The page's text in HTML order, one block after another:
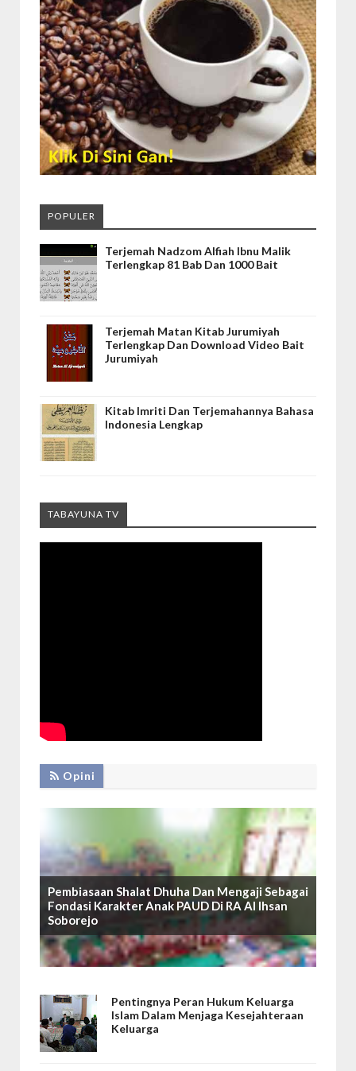
POPULER
Terjemah Nadzom Alfiah Ibnu Malik
Terlengkap 81 Bab Dan 1000 Bait
Terjemah Matan Kitab Jurumiyah
Terlengkap Dan Download Video Bait
Jurumiyah
Kitab Imriti Dan Terjemahannya Bahasa
Indonesia Lengkap
TABAYUNA TV
Opini
Pembiasaan Shalat Dhuha Dan Mengaji Sebagai
Fondasi Karakter Anak PAUD Di RA Al Ihsan
Soborejo
Pentingnya Peran Hukum Keluarga
Islam Dalam Menjaga Kesejahteraan
Keluarga